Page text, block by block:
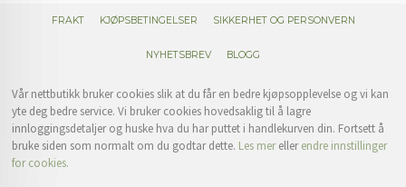
FRAKT KJØPSBETINGELSER SIKKERHET OG PERSONVERN
NYHETSBREV BLOGG
Vår nettbutikk bruker cookies slik at du får en bedre kjøpsopplevelse og vi kan
yte deg bedre service. Vi bruker cookies hovedsaklig til å lagre
innloggingsdetaljer og huske hva du har puttet i handlekurven din. Fortsett å
bruke siden som normalt om du godtar dette. Les merellerendre innstillinger
for cookies.